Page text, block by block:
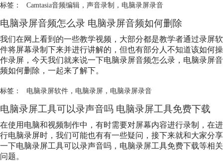
标签： Camtasia音频编辑， 声音录制 ， 电脑录屏录音
电脑录屏音频怎么录 电脑录屏音频如何删除
我们在网上看到的一些教学视频，大部分都是教学者通过录屏软
件将屏幕录制下来并进行讲解的，但也有部分人不知道该如何操
作录屏，今天我们就来说一下电脑录屏音频怎么录，电脑录屏音
频如何删除，一起来了解下。
标签： 电脑录屏软件， 电脑录屏， 电脑录屏录音
电脑录屏工具可以录声音吗 电脑录屏工具免费下载
在使用电脑和视频制作中，有时需要对屏幕内容进行录制，在进
行电脑录屏时，我们可能也有有一些疑问，接下来就和大家分享
一下电脑录屏工具可以录声音吗，电脑录屏工具免费下载等相关
问题。